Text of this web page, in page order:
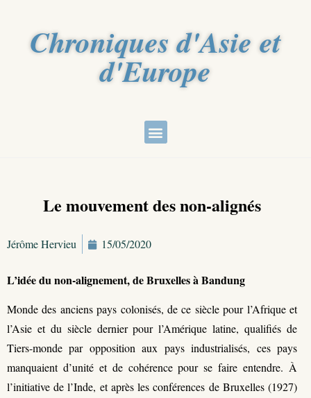
Chroniques d'Asie et
d'Europe
Le mouvement des non-alignés
Jérôme Hervieu 15/05/2020
L’idée du non-alignement, de Bruxelles à Bandung
Monde des anciens pays colonisés, de ce siècle pour l’Afrique et
l’Asie et du siècle dernier pour l’Amérique latine, qualifiés de
Tiers-monde par opposition aux pays industrialisés, ces pays
manquaient d’unité et de cohérence pour se faire entendre. À
l’initiative de l’Inde, et après les conférences de Bruxelles (1927)